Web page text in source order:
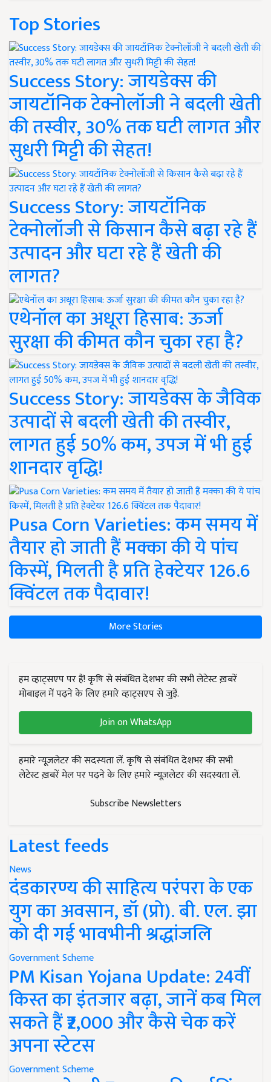
Top Stories
Success Story: जायडेक्स की
जायटॉनिक टेक्नोलॉजी ने बदली खेती
की तस्वीर, 30% तक घटी लागत और
सुधरी मिट्टी की सेहत!
Success Story: जायटॉनिक
टेक्नोलॉजी से किसान कैसे बढ़ा रहे हैं
उत्पादन और घटा रहे हैं खेती की
लागत?
एथेनॉल का अधूरा हिसाब: ऊर्जा
सुरक्षा की कीमत कौन चुका रहा है?
Success Story: जायडेक्स के जैविक
उत्पादों से बदली खेती की तस्वीर,
लागत हुई 50% कम, उपज में भी हुई
शानदार वृद्धि!
Pusa Corn Varieties: कम समय में
तैयार हो जाती हैं मक्का की ये पांच
किस्में, मिलती है प्रति हेक्टेयर 126.6
क्विंटल तक पैदावार!
More Stories
हम व्हाट्सएप पर हैं! कृषि से संबंधित देशभर की सभी लेटेस्ट ख़बरें
मोबाइल में पढ़ने के लिए हमारे व्हाट्सएप से जुड़ें.
Join on WhatsApp
हमारे न्यूज़लेटर की सदस्यता लें. कृषि से संबंधित देशभर की सभी
लेटेस्ट ख़बरें मेल पर पढ़ने के लिए हमारे न्यूज़लेटर की सदस्यता लें.
Subscribe Newsletters
Latest feeds
News
दंडकारण्य की साहित्य परंपरा के एक
युग का अवसान, डॉ (प्रो). बी. एल. झा
को दी गई भावभीनी श्रद्धांजलि
Government Scheme
PM Kisan Yojana Update: 24वीं
किस्त का इंतजार बढ़ा, जानें कब मिल
सकते हैं ₹2,000 और कैसे चेक करें
अपना स्टेटस
Government Scheme